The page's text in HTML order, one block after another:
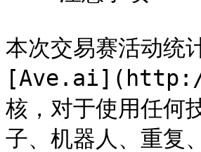
本次交易赛活动统
[Ave.ai](http://
核，对于使用任何
子、机器人、重复